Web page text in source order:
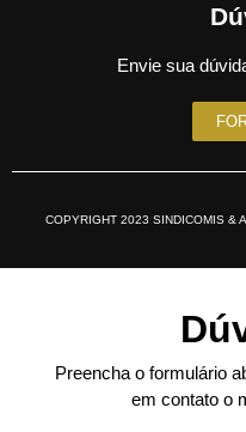
Envie sua
COPYRIGHT 2023 SINDICOMIS &
Preencha o formulário
em contato o